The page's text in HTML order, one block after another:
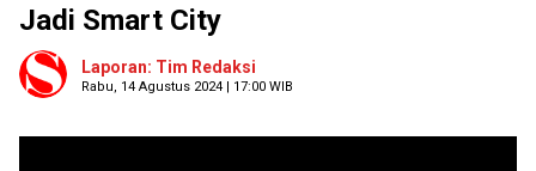
Jadi Smart City
Laporan: Tim Redaksi
Rabu, 14 Agustus 2024 | 17:00 WIB